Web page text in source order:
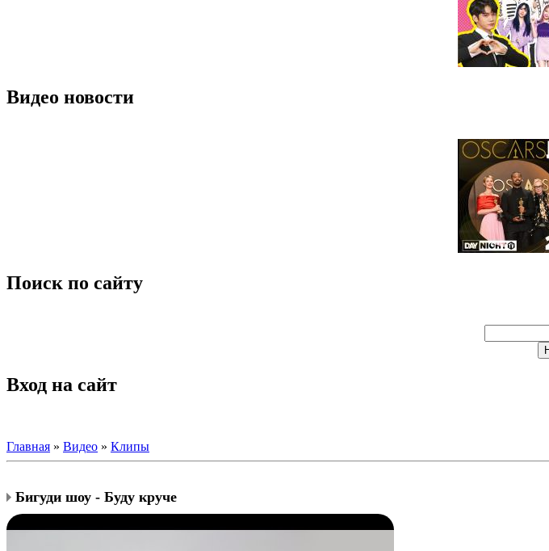
Видео новости
Поиск по сайту
Вход на сайт
Главная » Видео » Клипы
Бигуди шоу - Буду круче